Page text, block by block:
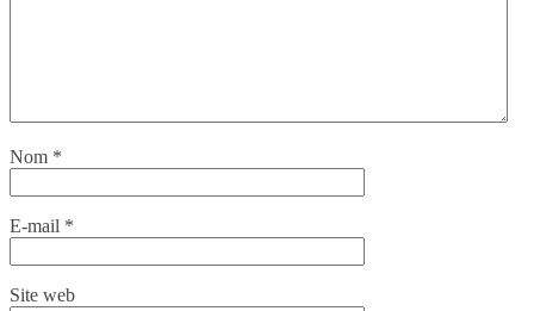
Nom *
E-mail *
Site web